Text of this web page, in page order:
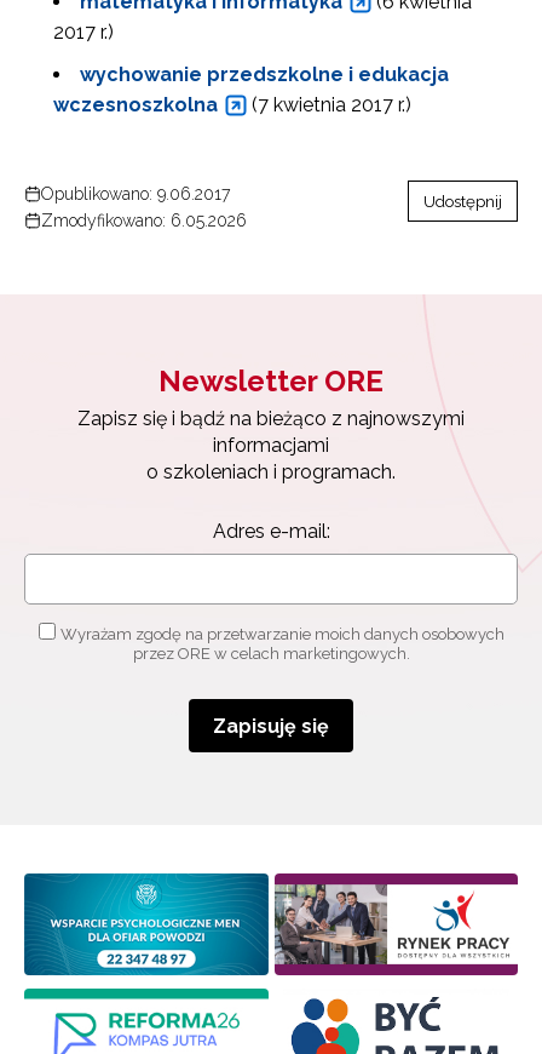
2017 r.)
wychowanie przedszkolne i edukacja
wczesnoszkolna
(7 kwietnia 2017 r.)
Opublikowano: 9.06.2017
Zmodyfikowano: 6.05.2026
Udostępnij
Newsletter ORE
Zapisz się i bądź na bieżąco z najnowszymi
informacjami
o szkoleniach i programach.
Adres e-mail:
Wyrażam zgodę na przetwarzanie moich danych osobowych
przez ORE w celach marketingowych.
Zapisuję się
Newsletter ORE
Zapisz się i bądź na bieżąco z najnowszymi
Wyrażam zgodę na przetwarzanie moich danych
osobowych przez ORE w celach marketingowych.